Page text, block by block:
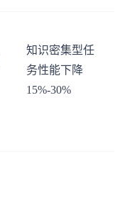
知识密集型任
务性能下降
15%-30%